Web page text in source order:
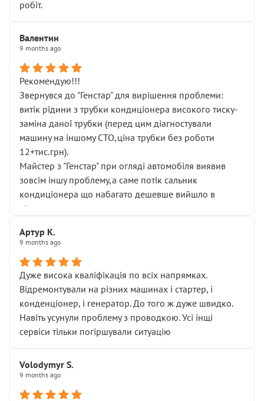
робіт.
Валентин
9 months ago
Рекомендую!!!
Звернувся до "Генстар" для вирішення проблеми:
витік рідини з трубки кондиціонера високого тиску-
заміна даної трубки (перед цим діагностували
машину на іншому СТО,ціна трубки без роботи
12+тис.грн).
Майстер з "Генстар" при огляді автомобіля виявив
зовсім іншу проблему,а саме потік сальник
кондиціонера що набагато дешевше вийшло в
підсумку.
Артур К.
9 months ago
Дуже висока кваліфікація по всіх напрямках.
Відремонтували на різних машинах і стартер, і
конденціонер, і генератор. До того ж дуже швидко.
Навіть усунули проблему з проводкою. Усі інщі
сервіси тільки погіршували ситуацію
Volodymyr S.
9 months ago